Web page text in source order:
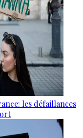
les défaillances